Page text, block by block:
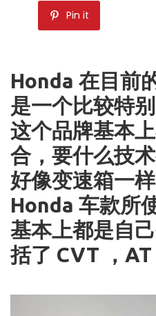
Pin it
Honda 在目前
是一个比较特
这个品牌基本
合，要什么技
好像变速箱一
Honda 车款所
基本上都是自
括了 CVT ，AT